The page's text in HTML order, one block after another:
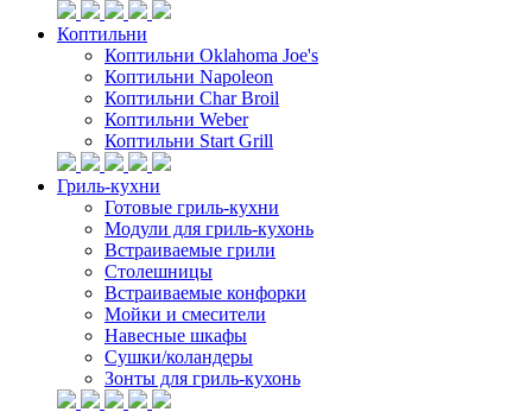
Коптильни
Коптильни Oklahoma Joe's
Коптильни Napoleon
Коптильни Char Broil
Коптильни Weber
Коптильни Start Grill
Гриль-кухни
Готовые гриль-кухни
Модули для гриль-кухонь
Встраиваемые грили
Столешницы
Встраиваемые конфорки
Мойки и смесители
Навесные шкафы
Сушки/коландеры
Зонты для гриль-кухонь